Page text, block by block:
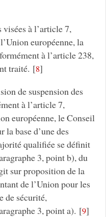
à l’article 7,
européenne, la
à l’article 238,
traité. [8]
de suspension des
à l’article 7,
européenne, le Conseil
la base d’une des
qualifiée se définit
3, point b), du
sur proposition de la
de l’Union pour les
de sécurité,
3, point a). [9]